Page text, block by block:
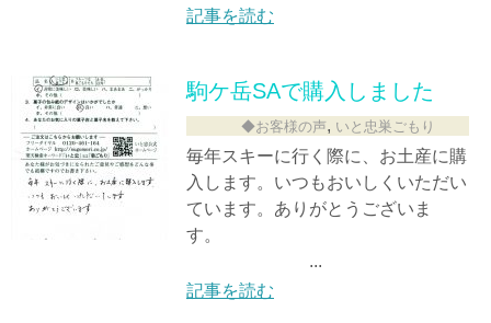
記事を読む
駒ケ岳SAで購入しました
◆お客様の声, いと忠巣ごもり
毎年スキーに行く際に、お土産に購
入します。いつもおいしくいただい
ています。ありがとうございま
す。
...
記事を読む